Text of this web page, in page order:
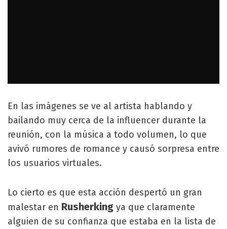
En las imágenes se ve al artista hablando y
bailando muy cerca de la influencer durante la
reunión, con la música a todo volumen, lo que
avivó rumores de romance y causó sorpresa entre
los usuarios virtuales.
Lo cierto es que esta acción despertó un gran
malestar en Rusherking ya que claramente
alguien de su confianza que estaba en la lista de